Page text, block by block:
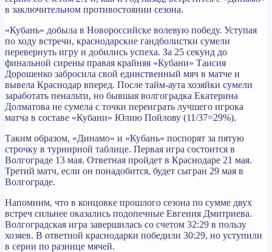
в заключительном противостоянии сезона.
«Кубань» добыла в Новороссийске волевую победу. Уступая
по ходу встречи, краснодарские гандболистки сумели
перевернуть игру и добились успеха. За 25 секунд до
финальной сирены правая крайняя «Кубани» Таисия
Дорошенко забросила свой единственный мяч в матче и
вывела Краснодар вперед. После тайм-аута хозяйки сумели
заработать пенальти, но бывшая волгоградка Екатерина
Долматова не сумела с точки переиграть лучшего игрока
матча в составе «Кубани» Юлию Пойлову (11/37=29%).
Таким образом, «Динамо» и «Кубань» поспорят за пятую
строчку в турнирной таблице. Первая игра состоится в
Волгограде 13 мая. Ответная пройдет в Краснодаре 21 мая.
Третий матч, если он понадобится, будет сыгран 29 мая в
Волгограде.
Напомним, что в концовке прошлого сезона по сумме двух
встреч сильнее оказались подопечные Евгения Дмитриева.
Волгоградская игра завершилась со счетом 32:29 в пользу
хозяев. В ответной краснодарки победили 30:29, но уступили
в серии по разнице мячей.